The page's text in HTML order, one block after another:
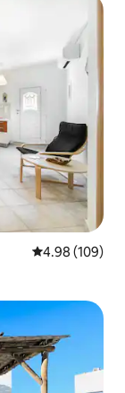
平均评分 4.98
4.98 (109)